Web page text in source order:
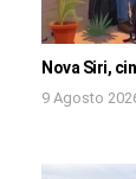
Nova Siri,
9 Agosto